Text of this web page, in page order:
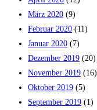
März 2020 (9)
Februar 2020 (11)
Januar 2020 (7)
Dezember 2019 (20)
November 2019 (16)
Oktober 2019 (5)
September 2019 (1)